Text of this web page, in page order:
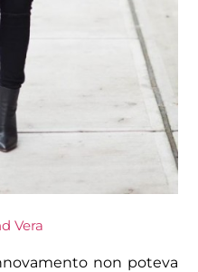
Vera
non poteva